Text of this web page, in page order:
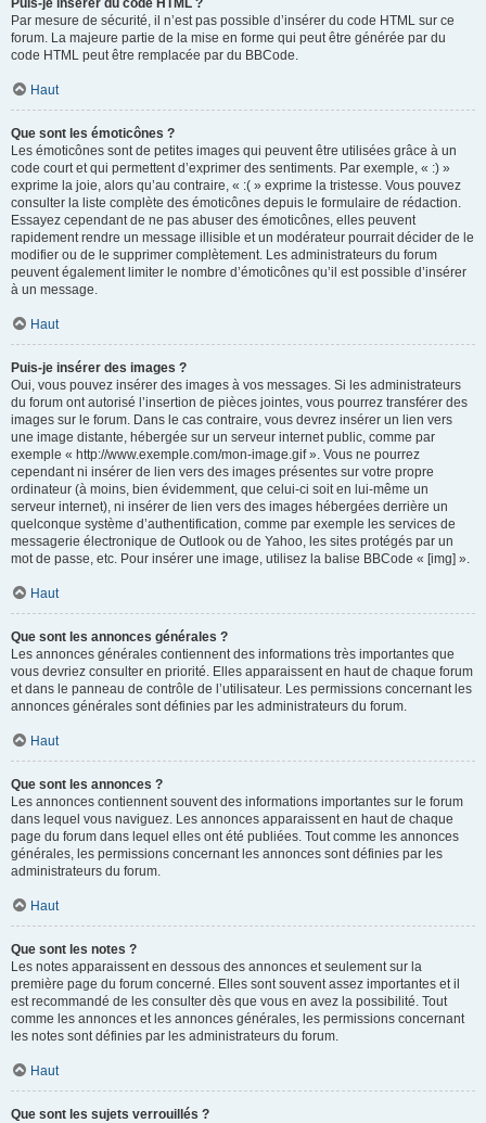
Puis-je insérer du code HTML ?
Par mesure de sécurité, il n’est pas possible d’insérer du code HTML sur ce
forum. La majeure partie de la mise en forme qui peut être générée par du
code HTML peut être remplacée par du BBCode.
Haut
Que sont les émoticônes ?
Les émoticônes sont de petites images qui peuvent être utilisées grâce à un
code court et qui permettent d’exprimer des sentiments. Par exemple, « :) »
exprime la joie, alors qu’au contraire, « :( » exprime la tristesse. Vous pouvez
consulter la liste complète des émoticônes depuis le formulaire de rédaction.
Essayez cependant de ne pas abuser des émoticônes, elles peuvent
rapidement rendre un message illisible et un modérateur pourrait décider de le
modifier ou de le supprimer complètement. Les administrateurs du forum
peuvent également limiter le nombre d’émoticônes qu’il est possible d’insérer
à un message.
Haut
Puis-je insérer des images ?
Oui, vous pouvez insérer des images à vos messages. Si les administrateurs
du forum ont autorisé l’insertion de pièces jointes, vous pourrez transférer des
images sur le forum. Dans le cas contraire, vous devrez insérer un lien vers
une image distante, hébergée sur un serveur internet public, comme par
exemple « http://www.exemple.com/mon-image.gif ». Vous ne pourrez
cependant ni insérer de lien vers des images présentes sur votre propre
ordinateur (à moins, bien évidemment, que celui-ci soit en lui-même un
serveur internet), ni insérer de lien vers des images hébergées derrière un
quelconque système d’authentification, comme par exemple les services de
messagerie électronique de Outlook ou de Yahoo, les sites protégés par un
mot de passe, etc. Pour insérer une image, utilisez la balise BBCode « [img] ».
Haut
Que sont les annonces générales ?
Les annonces générales contiennent des informations très importantes que
vous devriez consulter en priorité. Elles apparaissent en haut de chaque forum
et dans le panneau de contrôle de l’utilisateur. Les permissions concernant les
annonces générales sont définies par les administrateurs du forum.
Haut
Que sont les annonces ?
Les annonces contiennent souvent des informations importantes sur le forum
dans lequel vous naviguez. Les annonces apparaissent en haut de chaque
page du forum dans lequel elles ont été publiées. Tout comme les annonces
générales, les permissions concernant les annonces sont définies par les
administrateurs du forum.
Haut
Que sont les notes ?
Les notes apparaissent en dessous des annonces et seulement sur la
première page du forum concerné. Elles sont souvent assez importantes et il
est recommandé de les consulter dès que vous en avez la possibilité. Tout
comme les annonces et les annonces générales, les permissions concernant
les notes sont définies par les administrateurs du forum.
Haut
Que sont les sujets verrouillés ?